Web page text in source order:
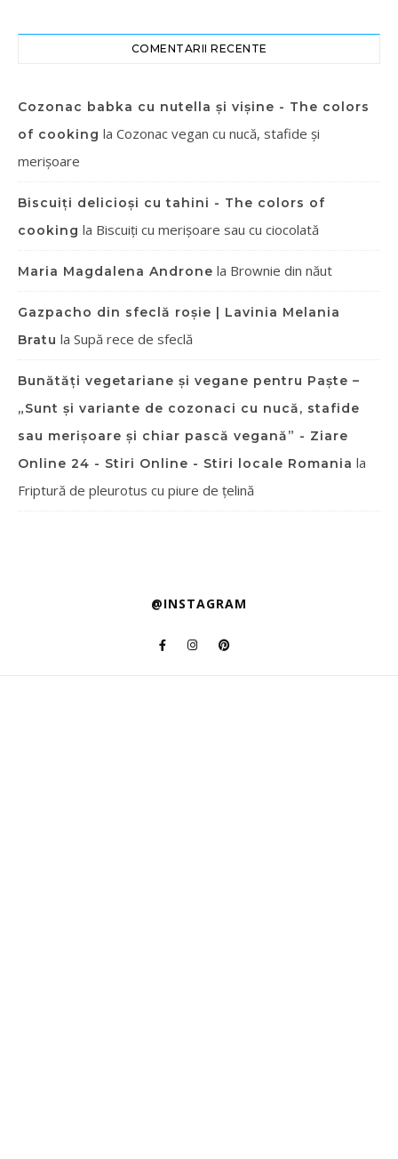
COMENTARII RECENTE
Cozonac babka cu nutella și vișine - The colors
of cooking la Cozonac vegan cu nucă, stafide și
merișoare
Biscuiți delicioși cu tahini - The colors of
cooking la Biscuiți cu merișoare sau cu ciocolată
Maria Magdalena Androne la Brownie din năut
Gazpacho din sfeclă roșie | Lavinia Melania
Bratu la Supă rece de sfeclă
Bunătăți vegetariane și vegane pentru Paște –
„Sunt și variante de cozonaci cu nucă, stafide
sau merișoare și chiar pască vegană” - Ziare
Online 24 - Stiri Online - Stiri locale Romania la
Friptură de pleurotus cu piure de țelină
@INSTAGRAM